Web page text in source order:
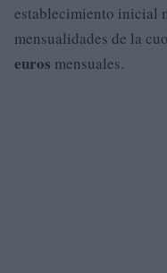
establecimiento inicial
mensualidades de la
euros mensuales.